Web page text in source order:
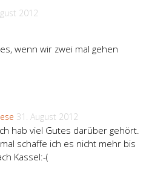
2012
wenn wir zwei mal gehen
31. August 2012
hab viel Gutes darüber gehört.
schaffe ich es nicht mehr bis
Kassel:-(